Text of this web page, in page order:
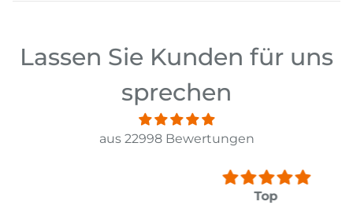
Lassen Sie Kunden für uns
sprechen
aus 22998 Bewertungen